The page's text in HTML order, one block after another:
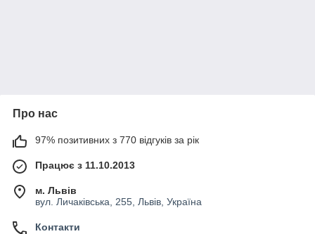
Про нас
97% позитивних з 770 відгуків за рік
Працює з 11.10.2013
м. Львів
вул. Личаківська, 255, Львів, Україна
Контакти